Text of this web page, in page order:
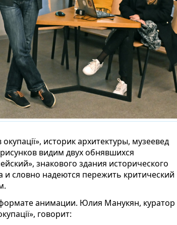
историк архитектуры, музеевед
видим двух обнявшихся
знакового здания исторического
и словно надеются пережить критический
анимации. Юлия Манукян, куратор
говорит: